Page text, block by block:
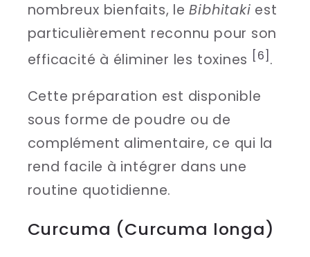
nombreux bienfaits, leBibhitaki est
particulièrement reconnu pour son
efficacité à éliminer les toxines [6] .
Cette préparation est disponible
sous forme de poudre ou de
complément alimentaire, ce qui la
rend facile à intégrer dans une
routine quotidienne.
Curcuma (Curcuma longa)